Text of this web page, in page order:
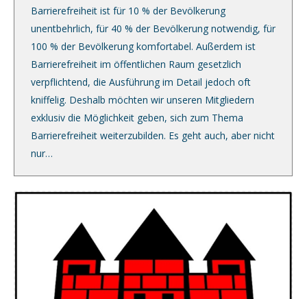
Barrierefreiheit ist für 10 % der Bevölkerung
unentbehrlich, für 40 % der Bevölkerung notwendig, für
100 % der Bevölkerung komfortabel. Außerdem ist
Barrierefreiheit im öffentlichen Raum gesetzlich
verpflichtend, die Ausführung im Detail jedoch oft
kniffelig. Deshalb möchten wir unseren Mitgliedern
exklusiv die Möglichkeit geben, sich zum Thema
Barrierefreiheit weiterzubilden. Es geht auch, aber nicht
nur…